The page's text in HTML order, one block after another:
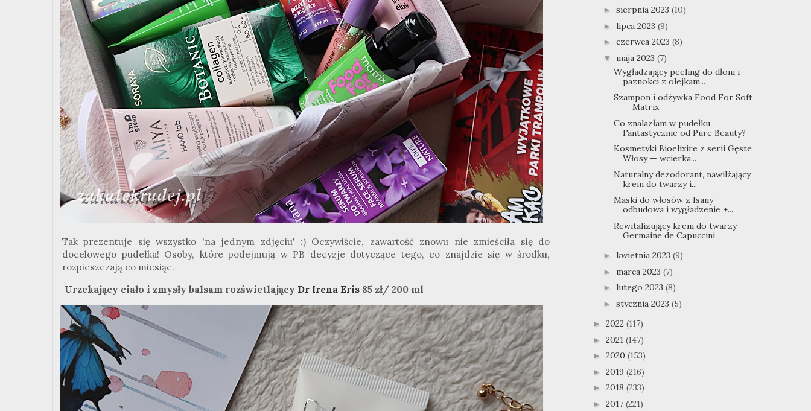
Tak prezentuje się wszystko 'na jednym zdjęciu' :) Oczywiście, zawartość znowu nie zmieściła się do
docelowego pudełka! Osoby, które podejmują w PB decyzje dotyczące tego, co znajdzie się w środku,
rozpieszczają co miesiąc.
Urzekający ciało i zmysły balsam rozświetlający Dr Irena Eris 85 zł/ 200 ml
► sierpnia 2023 (10)
► lipca 2023 (9)
► czerwca 2023 (8)
▼ maja 2023 (7)
Wygładzający peeling do dłoni i
paznokci z olejkam...
Szampon i odżywka Food For Soft
— Matrix
Co znalazłam w pudełku
Fantastycznie od Pure Beauty?
Kosmetyki Bioelixire z serii Gęste
Włosy — wcierka...
Naturalny dezodorant, nawilżający
krem do twarzy i...
Maski do włosów z Isany —
odbudowa i wygładzenie +...
Rewitalizujący krem do twarzy —
Germaine de Capuccini
► kwietnia 2023 (9)
► marca 2023 (7)
► lutego 2023 (8)
► stycznia 2023 (5)
► 2022 (117)
► 2021 (147)
► 2020 (153)
► 2019 (216)
► 2018 (233)
► 2017 (221)